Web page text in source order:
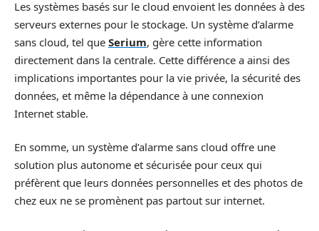
Les systèmes basés sur le cloud envoient les données à des
serveurs externes pour le stockage. Un système d’alarme
sans cloud, tel que Serium, gère cette information
directement dans la centrale. Cette différence a ainsi des
implications importantes pour la vie privée, la sécurité des
données, et même la dépendance à une connexion
Internet stable.
En somme, un système d’alarme sans cloud offre une
solution plus autonome et sécurisée pour ceux qui
préfèrent que leurs données personnelles et des photos de
chez eux ne se promènent pas partout sur internet.